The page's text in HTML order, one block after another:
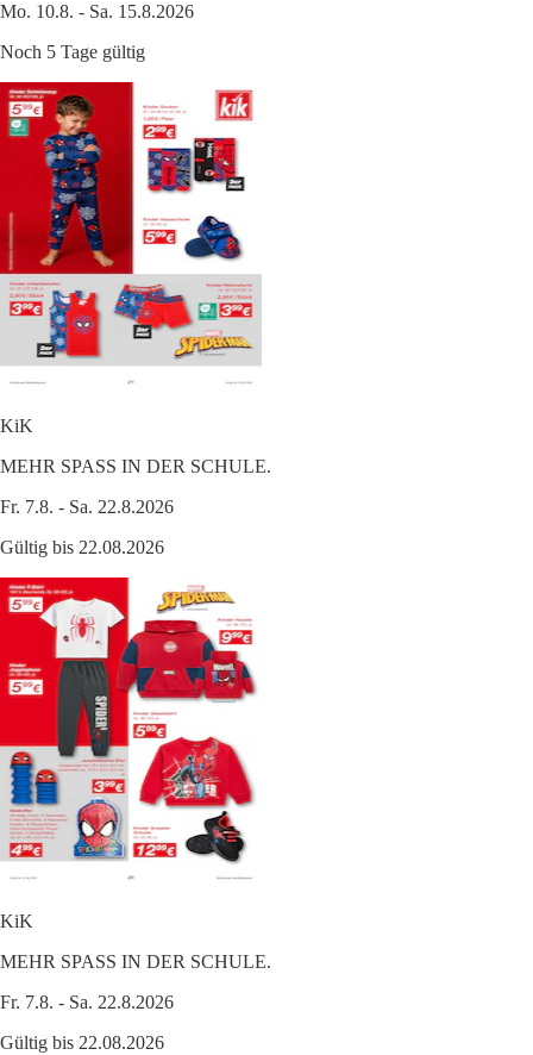
Mo. 10.8. - Sa. 15.8.2026
Noch 5 Tage gültig
KiK
MEHR SPASS IN DER SCHULE.
Fr. 7.8. - Sa. 22.8.2026
Gültig bis 22.08.2026
KiK
MEHR SPASS IN DER SCHULE.
Fr. 7.8. - Sa. 22.8.2026
Gültig bis 22.08.2026